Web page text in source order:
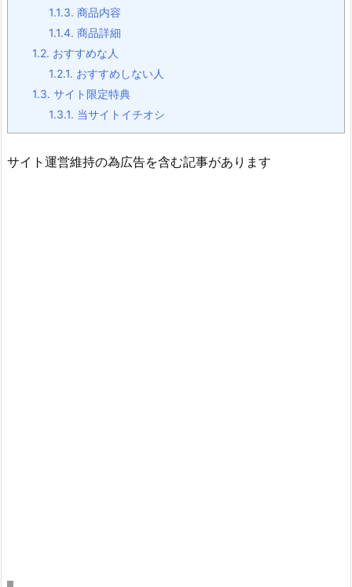
1.1.3. 商品内容
1.1.4. 商品詳細
1.2. おすすめな人
1.2.1. おすすめしない人
1.3. サイト限定特典
1.3.1. 当サイトイチオシ
サイト運営維持の為広告を含む記事があります